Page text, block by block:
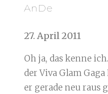
AnDe
27. April 2011
Oh ja, das kenne
der Viva Glam
er gerade neu raus